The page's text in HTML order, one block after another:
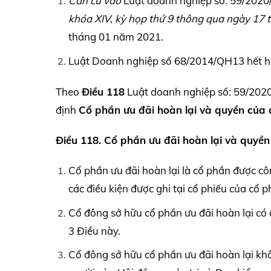
khóaXIV, kỳ họp thứ 9 thông qua ngày 17
tháng 01 năm 2021.
Luật Doanh nghiệp số 68/2014/QH13 hết
Theo Điều 118 Luật doanh nghiệp số: 59/
định Cổ phần ưu đãi hoàn lại và quyền
Điều 118. Cổ phần ưu đãi hoàn lại và
Cổ phần ưu đãi hoàn lại là cổ phần được
các điều kiện được ghi tại cổ phiếu của cổ
Cổ đông sở hữu cổ phần ưu đãi hoàn lại
3 Điều này.
Cổ đông sở hữu cổ phần ưu đãi hoàn lại